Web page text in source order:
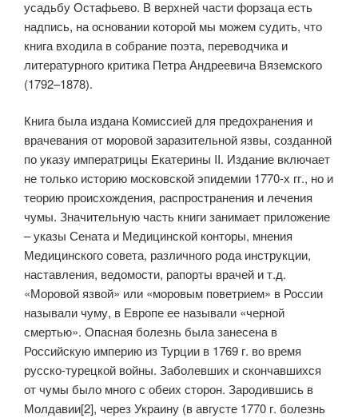
усадьбу Остафьево. В верхней части форзаца есть
надпись, на основании которой мы можем судить, что
книга входила в собрание поэта, переводчика и
литературного критика Петра Андреевича Вяземского
(1792–1878).
Книга была издана Комиссией для предохранения и
врачевания от моровой заразительной язвы, созданной
по указу императрицы Екатерины II. Издание включает
не только историю московской эпидемии 1770-х гг., но и
теорию происхождения, распространения и лечения
чумы. Значительную часть книги занимает приложение
– указы Сената и Медицинской конторы, мнения
Медицинского совета, различного рода инструкции,
наставления, ведомости, рапорты врачей и т.д.
«Моровой язвой» или «моровым поветрием» в России
называли чуму, в Европе ее называли «черной
смертью». Опасная болезнь была занесена в
Российскую империю из Турции в 1769 г. во время
русско-турецкой войны. Заболевших и скончавшихся
от чумы было много с обеих сторон. Зародившись в
Молдавии[2], через Украину (в августе 1770 г. болезнь